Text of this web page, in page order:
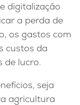
digitalização
a perda de
os gastos com
custos da
de lucro.
seja
agricultura